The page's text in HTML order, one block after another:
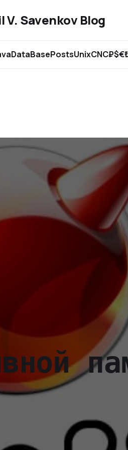
V. Savenkov Blog
DataBasePostsUnixCNC